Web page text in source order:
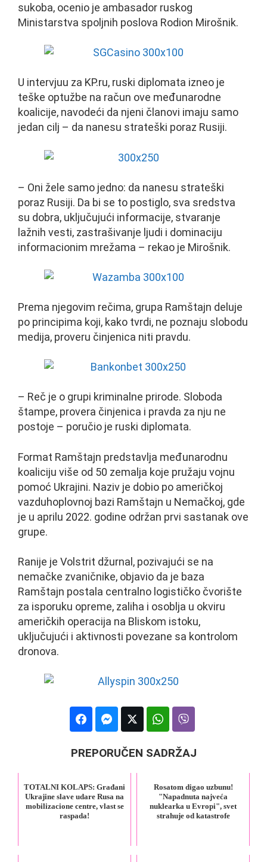
sukoba, ocenio je ambasador ruskog
Ministarstva spoljnih poslova Rodion Mirošnik.
U intervjuu za KP.ru, ruski diplomata izneo je
teške optužbe na račun ove međunarodne
koalicije, navodeći da njeni članovi imaju samo
jedan cilj – da nanesu strateški poraz Rusiji.
– Oni žele samo jedno: da nanesu strateški
poraz Rusiji. Da bi se to postiglo, sva sredstva
su dobra, uključujući informacije, stvaranje
lažnih vesti, zastrašivanje ljudi i dominaciju
informacionim mrežama – rekao je Mirošnik.
Prema njegovim rečima, grupa Ramštajn deluje
po principima koji, kako tvrdi, ne poznaju slobodu
medija, proveru činjenica niti pravdu.
– Reč je o grupi kriminalne prirode. Sloboda
štampe, provera činjenica i pravda za nju ne
postoje – poručio je ruski diplomata.
Format Ramštajn predstavlja međunarodnu
koaliciju više od 50 zemalja koje pružaju vojnu
pomoć Ukrajini. Naziv je dobio po američkoj
vazduhoplovnoj bazi Ramštajn u Nemačkoj, gde
je u aprilu 2022. godine održan prvi sastanak ove
grupe.
Ranije je Volstrit džurnal, pozivajući se na
nemačke zvaničnike, objavio da je baza
Ramštajn postala centralno logističko čvorište
za isporuku opreme, zaliha i osoblja u okviru
američkih operacija na Bliskom istoku,
uključujući i aktivnosti povezane sa kontrolom
dronova.
PREPORUČEN SADRŽAJ
TOTALNI KOLAPS: Građani
Ukrajine slave udare Rusa na
mobilizacione centre, vlast se
raspada!
Rosatom digao uzbunu!
"Napadnuta najveća
nuklearka u Evropi", svet
strahuje od katastrofe